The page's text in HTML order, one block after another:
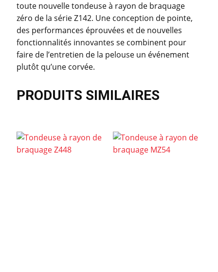
toute nouvelle tondeuse à rayon de braquage
zéro de la série Z142. Une conception de pointe,
des performances éprouvées et de nouvelles
fonctionnalités innovantes se combinent pour
faire de l’entretien de la pelouse un événement
plutôt qu’une corvée.
PRODUITS SIMILAIRES